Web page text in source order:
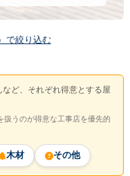
で絞り込む
ど、それぞれ得意とする屋
うのが得意な工事店を優先的
木材 その他